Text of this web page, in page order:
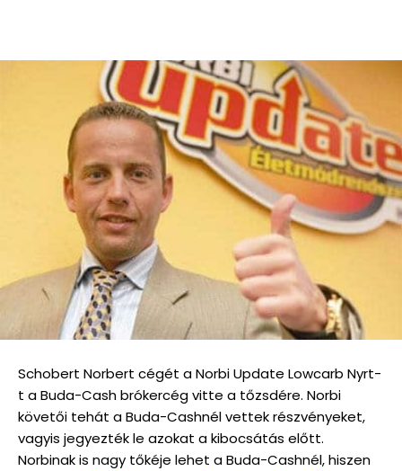
Schobert Norbert cégét a Norbi Update Lowcarb Nyrt-
t a Buda-Cash brókercég vitte a tőzsdére. Norbi
követői tehát a Buda-Cashnél vettek részvényeket,
vagyis jegyezték le azokat a kibocsátás előtt.
Norbinak is nagy tőkéje lehet a Buda-Cashnél, hiszen